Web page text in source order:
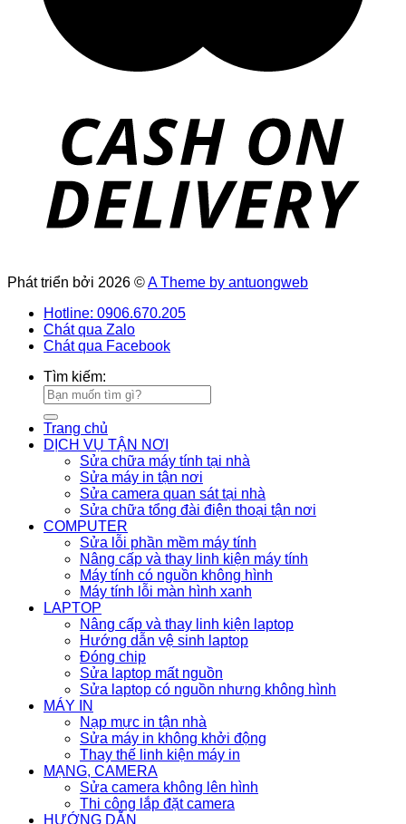
Phát triển bởi 2026 ©A Theme by antuongweb
Hotline: 0906.670.205
Chát qua Zalo
Chát qua Facebook
Tìm kiếm:
Trang chủ
DỊCH VỤ TẬN NƠI
Sửa chữa máy tính tại nhà
Sửa máy in tận nơi
Sửa camera quan sát tại nhà
Sửa chữa tổng đài điện thoại tận nơi
COMPUTER
Sửa lỗi phần mềm máy tính
Nâng cấp và thay linh kiện máy tính
Máy tính có nguồn không hình
Máy tính lỗi màn hình xanh
LAPTOP
Nâng cấp và thay linh kiện laptop
Hướng dẫn vệ sinh laptop
Đóng chip
Sửa laptop mất nguồn
Sửa laptop có nguồn nhưng không hình
MÁY IN
Nạp mực in tận nhà
Sửa máy in không khởi động
Thay thế linh kiện máy in
MẠNG, CAMERA
Sửa camera không lên hình
Thi công lắp đặt camera
HƯỚNG DẪN